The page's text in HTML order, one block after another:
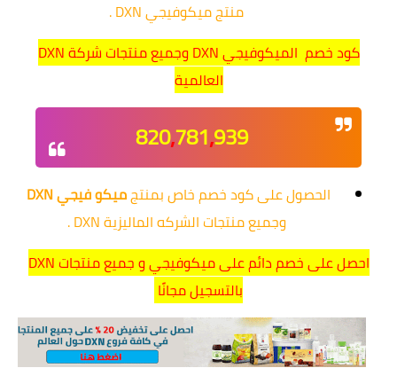
منتج ميكوفيجي DXN .
كود خصم الميكوفيجي DXN وجميع منتجات شركة DXN
العالمية
820,781,939
الحصول على كود خصم خاص بمنتجميكو فيجي DXN
وجميع منتجات الشركه الماليزية DXN .
احصل على خصم دائم على ميكوفيجي و جميع منتجات DXN
بالتسجيل مجانًا